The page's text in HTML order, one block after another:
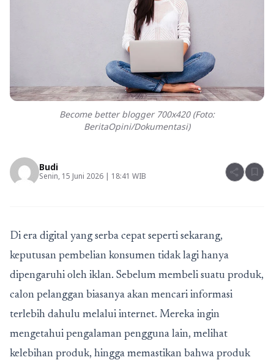
Become better blogger 700x420 (Foto:
BeritaOpini/Dokumentasi)
Budi
Senin, 15 Juni 2026 | 18:41 WIB share bookmark
Di era digital yang serba cepat seperti sekarang,
keputusan pembelian konsumen tidak lagi hanya
dipengaruhi oleh iklan. Sebelum membeli suatu produk,
calon pelanggan biasanya akan mencari informasi
terlebih dahulu melalui internet. Mereka ingin
mengetahui pengalaman pengguna lain, melihat
kelebihan produk, hingga memastikan bahwa produk